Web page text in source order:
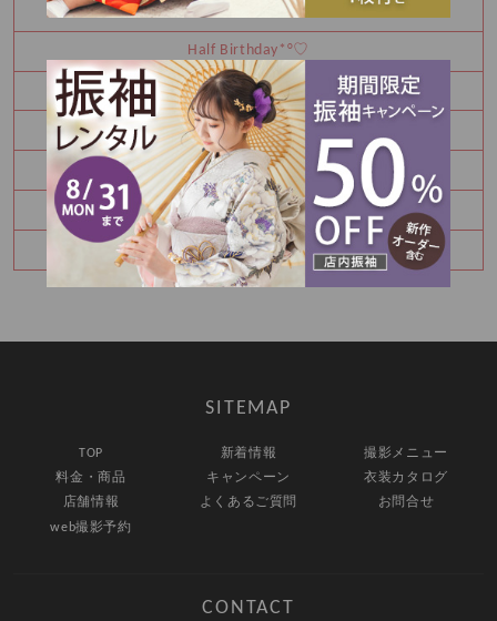
8月 夏の特別展示会 ご予約枠残りわずかです！！
Half Birthday‪‪*°♡
8月 振袖特別展示会 ご予約受付中です！！
Happy Birthday🎉
七五三詣りの神社紹介⛩️
8月振袖展示会予約受付中✨
卒業袴レンタルご予約承り中♪
SITEMAP
TOP 新着情報
撮影メニュー
料金・商品
キャンペーン
衣装カタログ
店舗情報
よくあるご質問
お問合せ
web撮影予約
CONTACT